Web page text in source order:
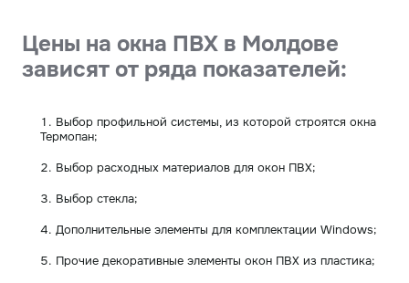
Цены на окна ПВХ в Молдове
зависят от ряда показателей:
Выбор профильной системы, из которой строятся окна
Термопан;
Выбор расходных материалов для окон ПВХ;
Выбор стекла;
Дополнительные элементы для комплектации Windows;
Прочие декоративные элементы окон ПВХ из пластика;